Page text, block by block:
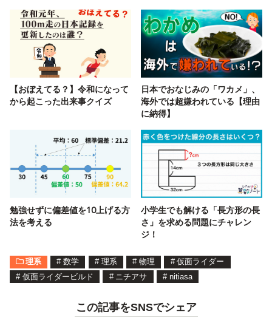
【おぼえてる？】令和になって
から起こった出来事クイズ
日本でおなじみの「ワカメ」、
海外では超嫌われている【理由
に納得】
勉強せずに偏差値を10上げる方
法を考える
小学生でも解ける「長方形の長
さ」を求める問題にチャレン
ジ！
理系 # 数学 # 理系 # 物理 # 仮面ライダー
# 仮面ライダービルド # ニチアサ # nitiasa
この記事をSNSでシェア